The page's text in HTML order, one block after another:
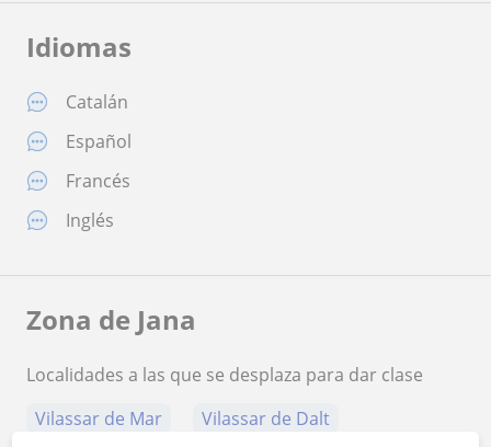
Idiomas
Catalán
Español
Francés
Inglés
Zona de Jana
Localidades a las que se desplaza para dar clase
Vilassar de Mar
Vilassar de Dalt